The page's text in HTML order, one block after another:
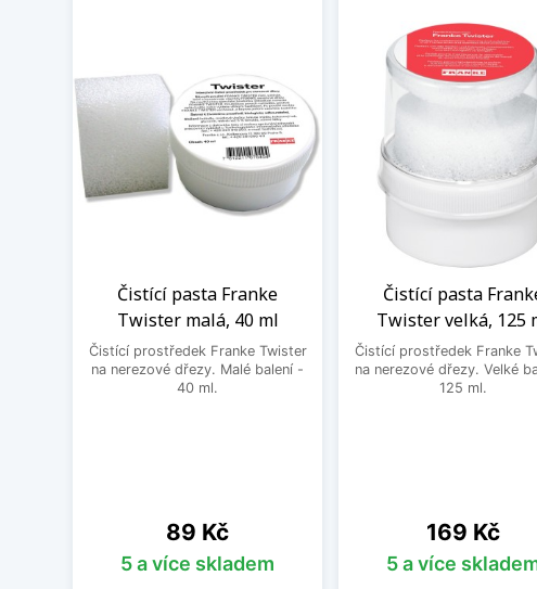
Čistící pasta Franke
Twister malá, 40 ml
Čistící prostředek Franke Twister
na nerezové dřezy. Malé balení -
40 ml.
Cena
89 Kč
5 a více skladem
Čistící pasta
Twister velká, 125
Čistící prostředek Franke
na nerezové dřezy. Velké
125 ml.
Cena
169 Kč
5 a více